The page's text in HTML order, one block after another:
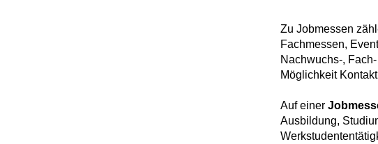
Zu Jobmessen
Fachmessen,
Nachwuchs-,
Möglichkeit
Auf einer
Ausbildung,